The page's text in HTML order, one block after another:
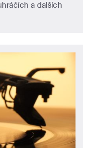
a dalších